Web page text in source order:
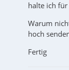
halte ich
Warum
hoch
Fertig